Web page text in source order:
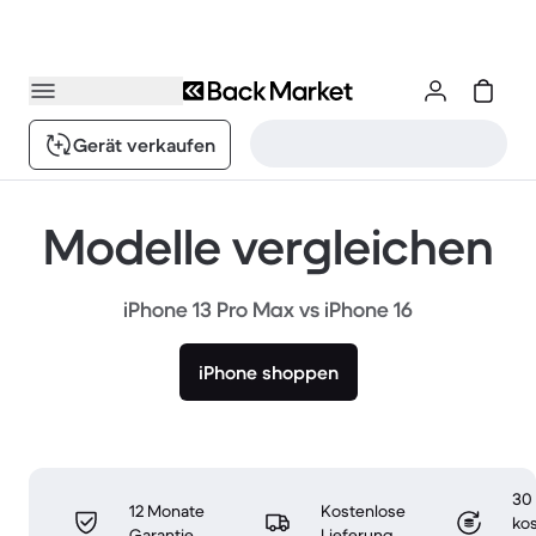
Gerät verkaufen
Modelle vergleichen
iPhone 13 Pro Max vs iPhone 16
iPhone shoppen
12 Monate
Kostenlose
30